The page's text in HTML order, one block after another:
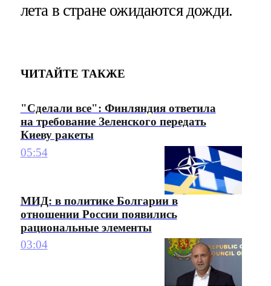
лета в стране ожидаются дожди.
ЧИТАЙТЕ ТАКЖЕ
"Сделали все": Финляндия ответила
на требование Зеленского передать
Киеву ракеты
05:54
МИД: в политике Болгарии в
отношении России появились
рациональные элементы
03:04